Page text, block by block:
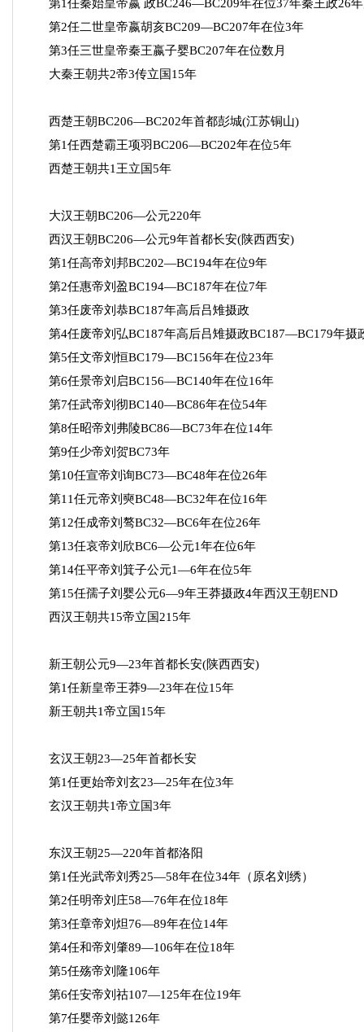
第1任秦始皇帝嬴 政BC246—BC209年在位37年秦王政26年
第2任二世皇帝嬴胡亥BC209—BC207年在位3年
第3任三世皇帝秦王嬴子婴BC207年在位数月
大秦王朝共2帝3传立国15年
西楚王朝BC206—BC202年首都彭城(江苏铜山)
第1任西楚霸王项羽BC206—BC202年在位5年
西楚王朝共1王立国5年
大汉王朝BC206—公元220年
西汉王朝BC206—公元9年首都长安(陕西西安)
第1任高帝刘邦BC202—BC194年在位9年
第2任惠帝刘盈BC194—BC187年在位7年
第3任废帝刘恭BC187年高后吕雉摄政
第4任废帝刘弘BC187年高后吕雉摄政BC187—BC179年摄
第5任文帝刘恒BC179—BC156年在位23年
第6任景帝刘启BC156—BC140年在位16年
第7任武帝刘彻BC140—BC86年在位54年
第8任昭帝刘弗陵BC86—BC73年在位14年
第9任少帝刘贺BC73年
第10任宣帝刘询BC73—BC48年在位26年
第11任元帝刘奭BC48—BC32年在位16年
第12任成帝刘骜BC32—BC6年在位26年
第13任哀帝刘欣BC6—公元1年在位6年
第14任平帝刘箕子公元1—6年在位5年
第15任孺子刘婴公元6—9年王莽摄政4年西汉王朝END
西汉王朝共15帝立国215年
新王朝公元9—23年首都长安(陕西西安)
第1任新皇帝王莽9—23年在位15年
新王朝共1帝立国15年
玄汉王朝23—25年首都长安
第1任更始帝刘玄23—25年在位3年
玄汉王朝共1帝立国3年
东汉王朝25—220年首都洛阳
第1任光武帝刘秀25—58年在位34年（原名刘绣）
第2任明帝刘庄58—76年在位18年
第3任章帝刘炟76—89年在位14年
第4任和帝刘肇89—106年在位18年
第5任殇帝刘隆106年
第6任安帝刘祜107—125年在位19年
第7任婴帝刘懿126年